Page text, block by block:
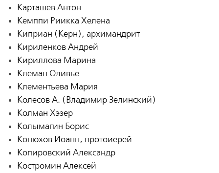
Карташев Антон
Кемппи Риикка Хелена
Киприан (Керн), архимандрит
Кириленков Андрей
Кириллова Марина
Клеман Оливье
Клементьева Мария
Колесов А. (Владимир Зелинский)
Колман Хэзер
Колымагин Борис
Конюхов Иоанн, протоиерей
Копировский Александр
Костромин Алексей